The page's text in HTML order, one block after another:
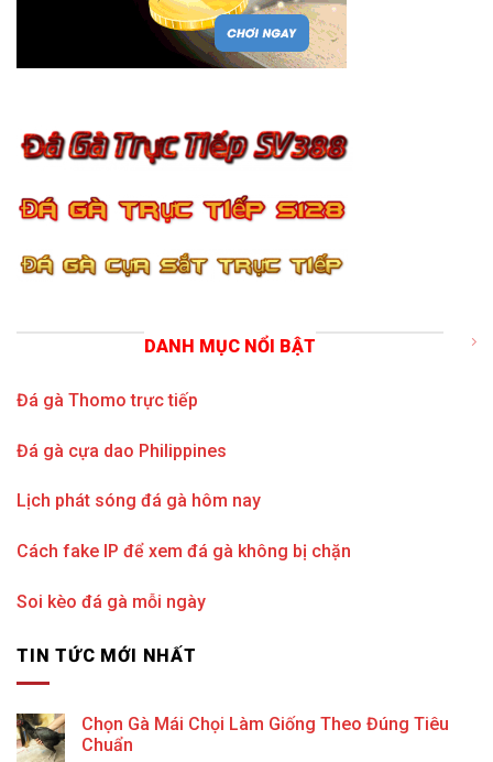
DANH MỤC NỔI BẬT
Đá gà Thomo trực tiếp
Đá gà cựa dao Philippines
Lịch phát sóng đá gà hôm nay
Cách fake IP để xem đá gà không bị chặn
Soi kèo đá gà mỗi ngày
TIN TỨC MỚI NHẤT
Chọn Gà Mái Chọi Làm Giống Theo Đúng Tiêu
Chuẩn